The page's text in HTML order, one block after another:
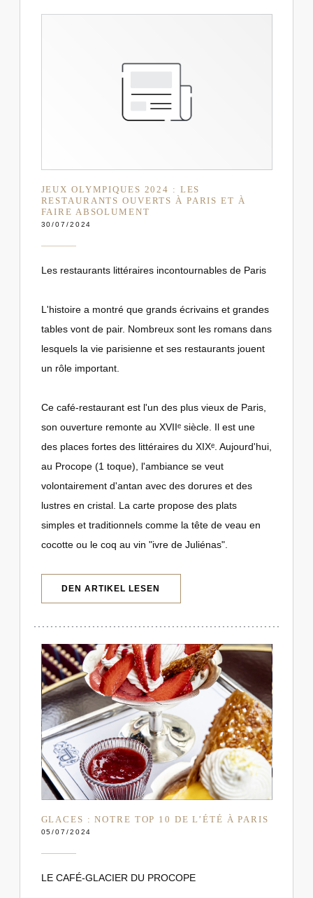
JEUX OLYMPIQUES 2024 : LES
RESTAURANTS OUVERTS À PARIS ET À
FAIRE ABSOLUMENT
30/07/2024
Les restaurants littéraires incontournables de Paris
L'histoire a montré que grands écrivains et grandes
tables vont de pair. Nombreux sont les romans dans
lesquels la vie parisienne et ses restaurants jouent
un rôle important.
Ce café-restaurant est l'un des plus vieux de Paris,
son ouverture remonte au XVIIᵉ siècle. Il est une
des places fortes des littéraires du XIXᵉ. Aujourd'hui,
au Procope (1 toque), l'ambiance se veut
volontairement d'antan avec des dorures et des
lustres en cristal. La carte propose des plats
simples et traditionnels comme la tête de veau en
cocotte ou le coq au vin "ivre de Juliénas".
DEN ARTIKEL LESEN
GLACES : NOTRE TOP 10 DE L’ÉTÉ À PARIS
05/07/2024
LE CAFÉ-GLACIER DU PROCOPE